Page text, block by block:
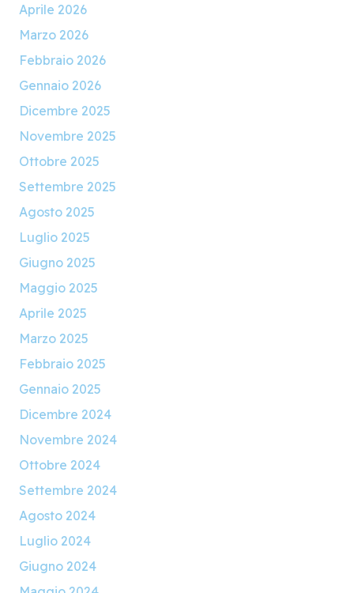
Aprile 2026
Marzo 2026
Febbraio 2026
Gennaio 2026
Dicembre 2025
Novembre 2025
Ottobre 2025
Settembre 2025
Agosto 2025
Luglio 2025
Giugno 2025
Maggio 2025
Aprile 2025
Marzo 2025
Febbraio 2025
Gennaio 2025
Dicembre 2024
Novembre 2024
Ottobre 2024
Settembre 2024
Agosto 2024
Luglio 2024
Giugno 2024